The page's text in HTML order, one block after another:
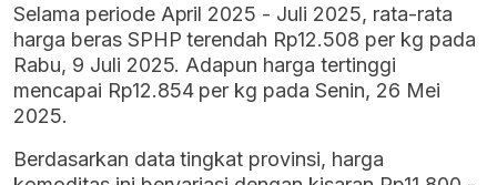
Selama periode April 2025 - Juli 2025, rata-rata
harga beras SPHP terendah Rp12.508 per kg pada
Rabu, 9 Juli 2025. Adapun harga tertinggi
mencapai Rp12.854 per kg pada Senin, 26 Mei
2025.
Berdasarkan data tingkat provinsi, harga